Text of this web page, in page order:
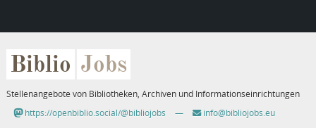
Biblio Jobs
Stellenangebote von Bibliotheken, Archiven und Informationseinrichtungen
https://openbiblio.social/@bibliojobs
— info@bibliojobs.eu